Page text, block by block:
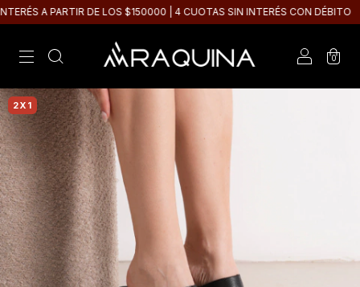
A PARTIR DE LOS $150000 | 4 CUOTAS SIN INTERÉS CON DÉBITO
0
2X1